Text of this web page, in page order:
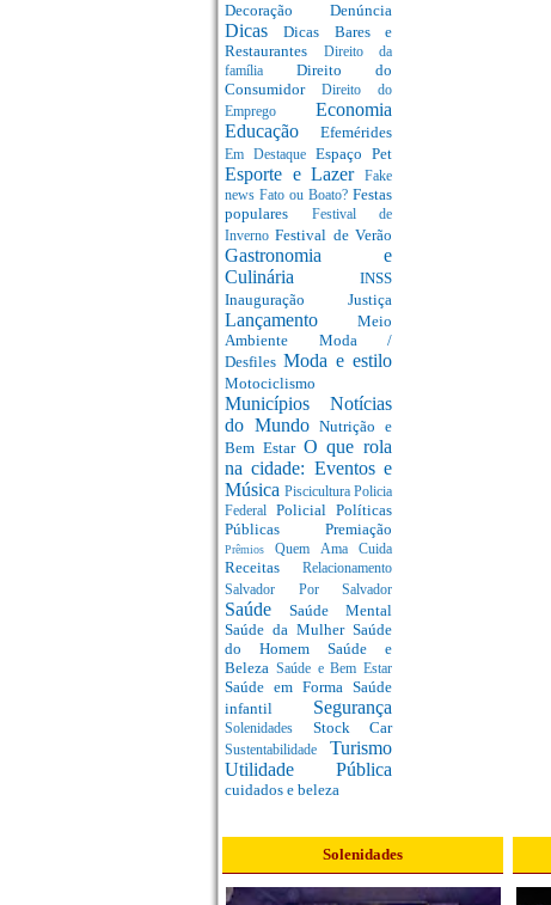
Decoração Denúncia
DicasDicas Bares e
Restaurantes
Direito da
família Direito do
Consumidor Direito do
Emprego Economia
Educação Efemérides
Em Destaque Espaço Pet
Esporte e Lazer
Fake
news Fato ou Boato? Festas
populares
Festival de
InvernoFestival de Verão
Gastronomia e
Culinária INSS
Inauguração Justiça
Lançamento Meio
Ambiente Moda /
Desfiles Moda e estilo
Motociclismo
Municípios Notícias
do MundoNutrição e
Bem Estar O que rola
na cidade: Eventos e
Música Piscicultura Policia
Federal Policial Políticas
Públicas Premiação
PrêmiosQuem Ama Cuida
Receitas Relacionamento
Salvador Por Salvador
Saúde Saúde Mental
Saúde da Mulher Saúde
do Homem Saúde e
Beleza Saúde e Bem Estar
Saúde em Forma Saúde
infantil Segurança
Solenidades Stock Car
Sustentabilidade Turismo
Utilidade Pública
cuidados e beleza
Solenidades